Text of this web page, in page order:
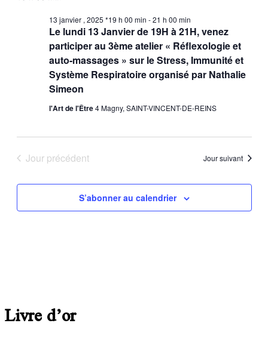
janvier
,
2025
vues
de
Le lundi 13 Janvier de 19H à 21H, venez
participer au 3ème atelier « Réflexologie et
auto-massages » sur le Stress, Immunité et
Système Respiratoire organisé par Nathalie
Simeon
13 janvier , 2025 *19 h 00 min -21 h 00 min
l'Art de l'Être4 Magny, SAINT-VINCENT-DE-REINS
Jour précédent Jour suivant
S’abonner au calendrier
Livre d’or